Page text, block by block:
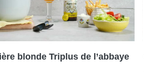
blonde Triplus de l’abbaye